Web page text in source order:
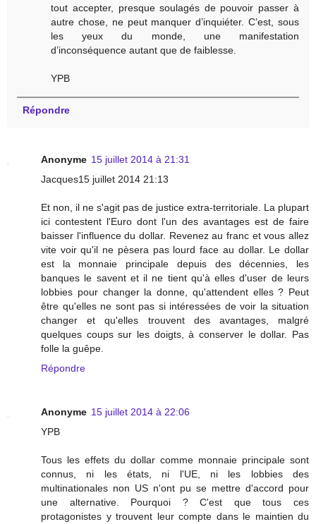
tout accepter, presque soulagés de pouvoir passer à
autre chose, ne peut manquer d’inquiéter. C’est, sous
les yeux du monde, une manifestation
d’inconséquence autant que de faiblesse.
YPB
Répondre
Anonyme 15 juillet 2014 à 21:31
Jacques15 juillet 2014 21:13
Et non, il ne s'agit pas de justice extra-territoriale. La plupart
ici contestent l'Euro dont l'un des avantages est de faire
baisser l'influence du dollar. Revenez au franc et vous allez
vite voir qu'il ne pèsera pas lourd face au dollar. Le dollar
est la monnaie principale depuis des décennies, les
banques le savent et il ne tient qu'à elles d'user de leurs
lobbies pour changer la donne, qu'attendent elles ? Peut
être qu'elles ne sont pas si intéressées de voir la situation
changer et qu'elles trouvent des avantages, malgré
quelques coups sur les doigts, à conserver le dollar. Pas
folle la guêpe.
Répondre
Anonyme 15 juillet 2014 à 22:06
YPB
Tous les effets du dollar comme monnaie principale sont
connus, ni les états, ni l'UE, ni les lobbies des
multinationales non US n'ont pu se mettre d'accord pour
une alternative. Pourquoi ? C'est que tous ces
protagonistes y trouvent leur compte dans le maintien du